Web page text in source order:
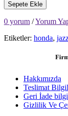
Sepete Ekle
0 yorum /Yorum
Etiketler: honda,
Hakkımızda
Teslimat
Geri İade
Gizlilik Ve